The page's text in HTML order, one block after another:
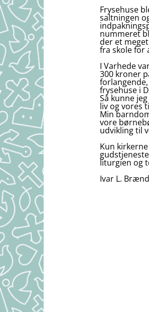
Frysehuse
saltningen
nummeret
der et
fra skole for
I Varhede
300 kroner
frysehuse i
Så kunne
liv og vores
Min
vore
udvikling til
Kun
liturgien og
Ivar L.